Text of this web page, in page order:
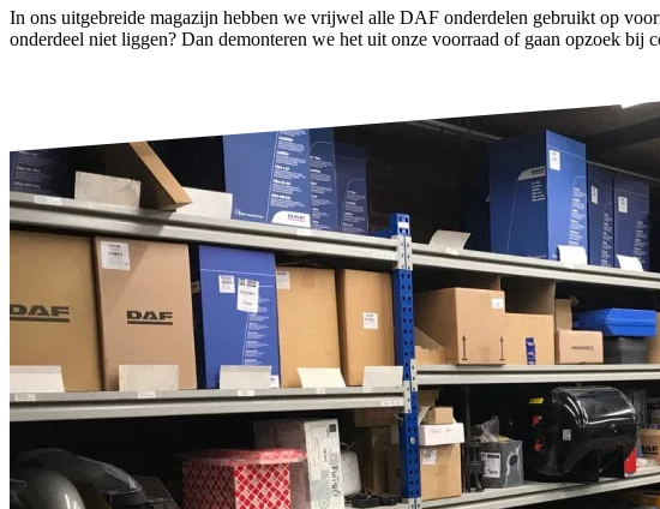
In ons uitgebreide magazijn hebben we vrijwel alle DAF onderdelen gebruikt op
onderdeel niet liggen? Dan demonteren we het uit onze voorraad of gaan opzoek bij